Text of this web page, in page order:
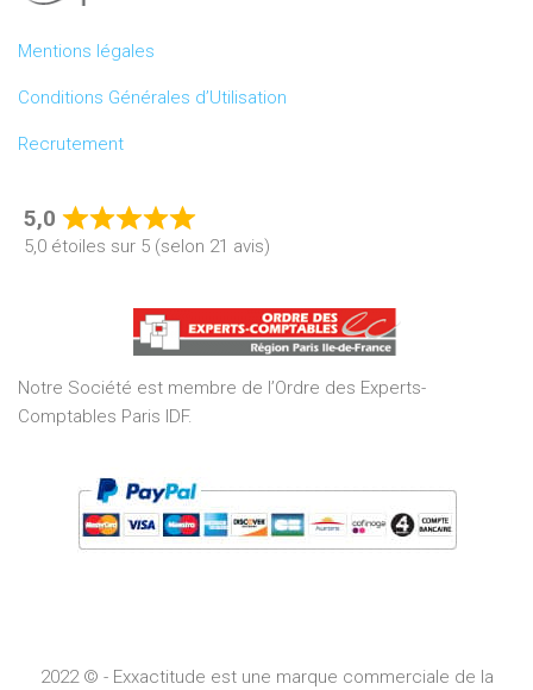
Mentions légales
Conditions Générales d’Utilisation
Recrutement
5,0
Rated
of
5
5,0 étoiles sur 5 (selon 21 avis)
Notre Société est membre de l’Ordre des Experts-
Comptables Paris IDF.
2022 © - Exxactitude est une marque commerciale de la